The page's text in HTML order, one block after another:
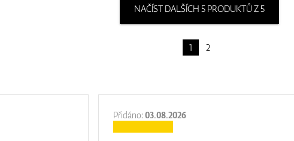
NAČÍST DALŠÍCH 5 PRODUKTŮ Z 5
1 2
Přidáno:03.08.2026